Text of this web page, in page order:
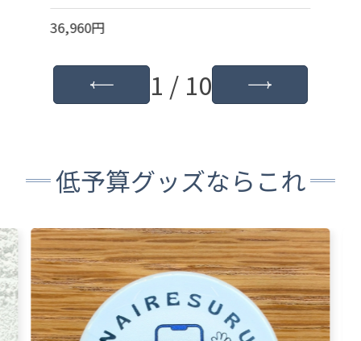
36,960円
1 / 10
低予算グッズならこれ